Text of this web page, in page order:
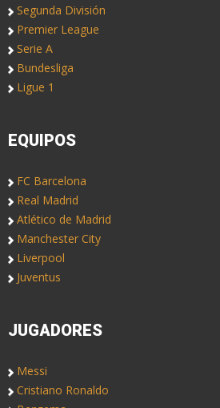
Segunda División
Premier League
Serie A
Bundesliga
Ligue 1
EQUIPOS
FC Barcelona
Real Madrid
Atlético de Madrid
Manchester City
Liverpool
Juventus
JUGADORES
Messi
Cristiano Ronaldo